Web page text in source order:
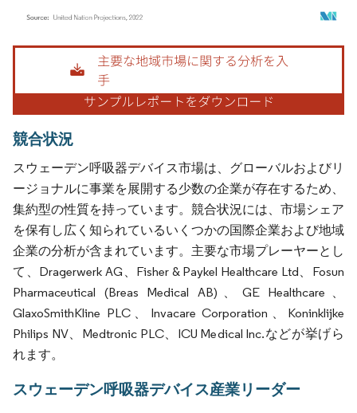
画像 © Mordor Intelligence。再利用にはCC BY 4.0の表示が必要です。
競合状況
スウェーデン呼吸器デバイス市場は、グローバルおよびリ
ージョナルに事業を展開する少数の企業が存在するため、
集約型の性質を持っています。競合状況には、市場シェア
を保有し広く知られているいくつかの国際企業および地域
企業の分析が含まれています。主要な市場プレーヤーとし
て、Dragerwerk AG、Fisher & Paykel Healthcare Ltd、Fosun
Pharmaceutical (Breas Medical AB)、GE Healthcare、
GlaxoSmithKline PLC、Invacare Corporation、Koninklijke
Philips NV、Medtronic PLC、ICU Medical Inc.などが挙げら
れます。
スウェーデン呼吸器デバイス産業リーダー